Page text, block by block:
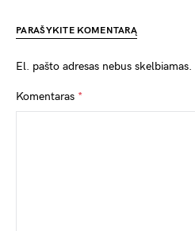
PARAŠYKITE KOMENTARĄ
El. pašto adresas nebus skelbiamas.
Komentaras *